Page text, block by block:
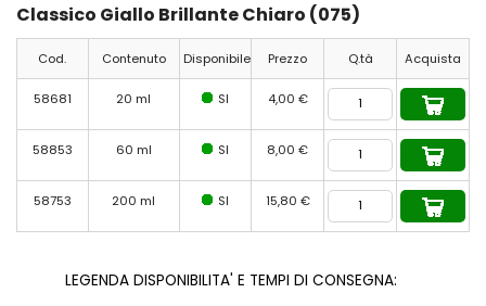
Classico Giallo Brillante Chiaro (075)
Cod. Contenuto Disponibile Prezzo Q.tà Acquista
58681 20 ml SI 4,00 €
58853 60 ml SI 8,00 €
58753 200 ml SI 15,80 €
LEGENDA DISPONIBILITA' E TEMPI DI CONSEGNA: